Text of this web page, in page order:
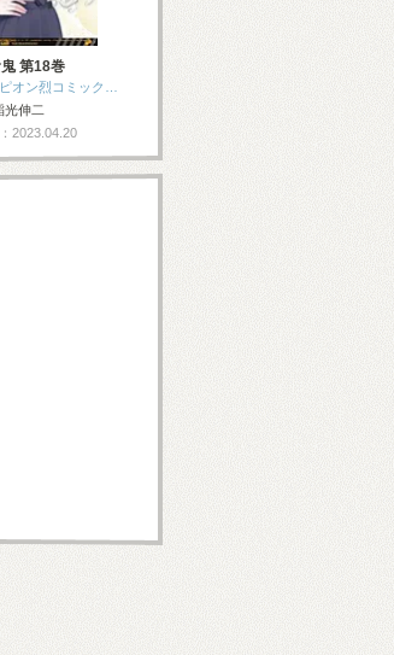
第18巻
オン烈コミック…
光伸二
2023.04.20